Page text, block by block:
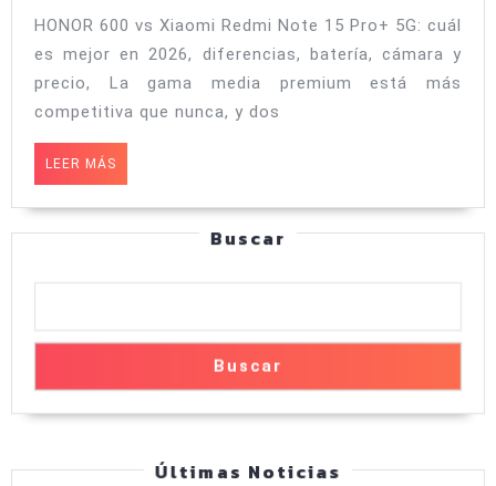
Redmi
Note
15
Pro+
es
mejor
diferencias,
batería,
cámara
HONOR 600 vs Xiaomi Redmi Note 15 Pro+ 5G: cuál
es mejor en 2026, diferencias, batería, cámara y
precio, La gama media premium está más
competitiva que nunca, y dos
LEER MÁS
MÁS
Buscar
Buscar
Últimas Noticias